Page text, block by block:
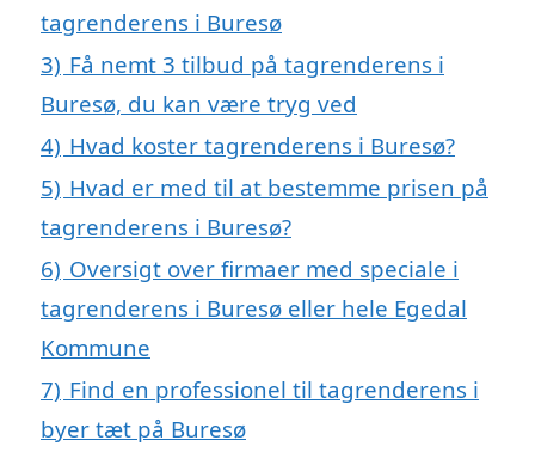
tagrenderens i Buresø
3) Få nemt 3 tilbud på tagrenderens i
Buresø, du kan være tryg ved
4) Hvad koster tagrenderens i Buresø?
5) Hvad er med til at bestemme prisen på
tagrenderens i Buresø?
6) Oversigt over firmaer med speciale i
tagrenderens i Buresø eller hele Egedal
Kommune
7) Find en professionel til tagrenderens i
byer tæt på Buresø